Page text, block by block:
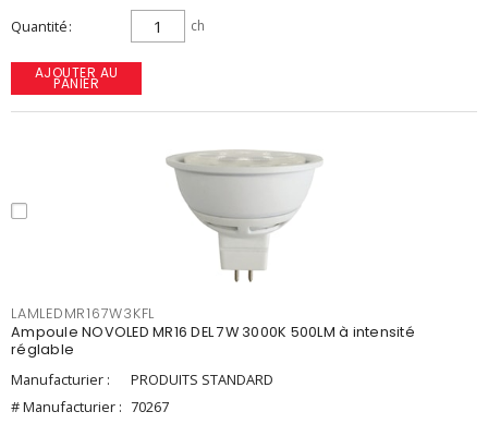
Quantité ch
AJOUTER AU
PANIER
LAMLEDMR167W3KFL
Ampoule NOVOLED MR16 DEL 7W 3000K 500LM à intensité
réglable
Manufacturier :
PRODUITS STANDARD
# Manufacturier : 70267